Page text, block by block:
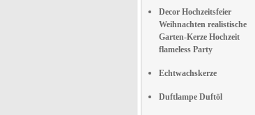
Decor Hochzeitsfeier
Weihnachten realistische
Garten-Kerze Hochzeit
flameless Party
Echtwachskerze
Duftlampe Duftöl